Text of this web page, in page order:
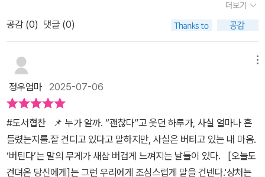
거나 무시해선 안 된다. 그래서는 항상 제자리걸음만 할 뿐이다. 미야
께 살아가는 법을 배워야 할 감정”이라고. “상처를 통해 인간을 이해
게》는 그런 삶의 자세를 배우는 심리 인문서이자, 상처로부터 인간됨
을 되새기게 하는 따뜻한 사유의 기록이다.
행동 등에 대해 제약이 너무나도 생략되어지고 가벼워졌다. 상대방에
게 ‘자신의 의견을 정확하게 말한다.’는 표현아래 오히려 상처를 입히
곤 한다. 결국 그 말에 상처받은 사람은 그 사람의 의견에 괜히 예민하
게 반응을 하게 된 이상한 사람이 되는 것이다. 그렇게 우리는 또 하루
게 ‘상처’를 주는 사람이 되고 있다. 이것이 매일 반복되어 진다. 참 안
타까운 일이지만 어쩌면 이것이 진짜 현실이리라. 『상처받은 그 순
간이 오히려 새로운 기회일 수 있다는 마음가짐도, 때로는 필요하다.』
p.74 우리는 상처를 받는 일이 좋지 않은 것으로만 생각하고 받아
들인다. 하지만 반대로 생각해보면 ‘내가 겪어 봐야 다른 사람의 아픔
더보기
공감 (0) 댓글 (0)
정우엄마 2025-07-06
#도서협찬 📌 누가 알까. “괜찮다”고 웃던 하루가, 사실 얼마나 흔
들렸는지를.잘 견디고 있다고 말하지만, 사실은 버티고 있는 내 마음.
‘버틴다’는 말의 무게가 새삼 버겁게 느껴지는 날들이 있다. [오늘도
견뎌온 당신에게]는 그런 우리에게 조심스럽게 말을 건넨다.'상처는